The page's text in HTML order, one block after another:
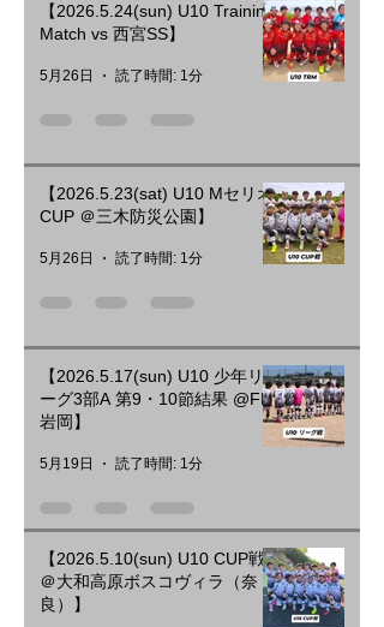
【2026.5.24(sun) U10 Training
Match vs 西宮SS】
5月26日 読了時間: 1分
【2026.5.23(sat) U10 Mセリオ
CUP ＠三木防災公園】
5月26日 読了時間: 1分
【2026.5.17(sun) U10 少年リ
ーグ3部A 第9・10節結果 @FP
岩岡】
5月19日 読了時間: 1分
【2026.5.10(sun) U10 CUP戦
＠大和高原ボスコヴィラ（奈
良）】